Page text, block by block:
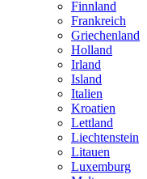
Finnland
Frankreich
Griechenland
Holland
Irland
Island
Italien
Kroatien
Lettland
Liechtenstein
Litauen
Luxemburg